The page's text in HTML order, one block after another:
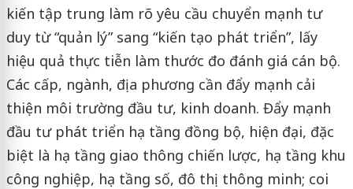
kiến tập trung làm rõ yêu cầu chuyển mạnh tư
duy từ “quản lý” sang “kiến tạo phát triển”, lấy
hiệu quả thực tiễn làm thước đo đánh giá cán bộ.
Các cấp, ngành, địa phương cần đẩy mạnh cải
thiện môi trường đầu tư, kinh doanh. Đẩy mạnh
đầu tư phát triển hạ tầng đồng bộ, hiện đại, đặc
biệt là hạ tầng giao thông chiến lược, hạ tầng khu
công nghiệp, hạ tầng số, đô thị thông minh; coi